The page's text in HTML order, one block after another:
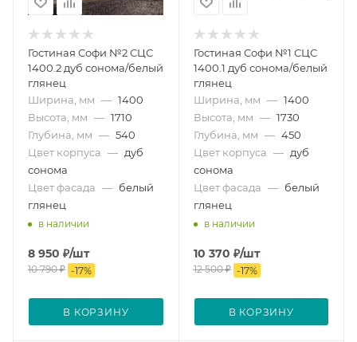
Гостиная Софи №2 СЦС
1400.2 дуб сонома/белый
глянец
Ширина, мм — 1400
Высота, мм — 1710
Глубина, мм — 540
Цвет корпуса — дуб
сонома
Цвет фасада — белый
глянец
в наличии
8 950 ₽/шт
10 790₽ -17%
В КОРЗИНУ
Гостиная Софи №1 СЦС
1400.1 дуб сонома/белый
глянец
Ширина, мм — 1400
Высота, мм — 1730
Глубина, мм — 450
Цвет корпуса — дуб
сонома
Цвет фасада — белый
глянец
в наличии
10 370 ₽/шт
12 500₽ -17%
В КОРЗИНУ